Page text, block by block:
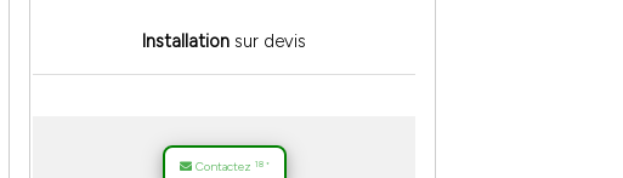
Installation sur devis
Contactez 18 *